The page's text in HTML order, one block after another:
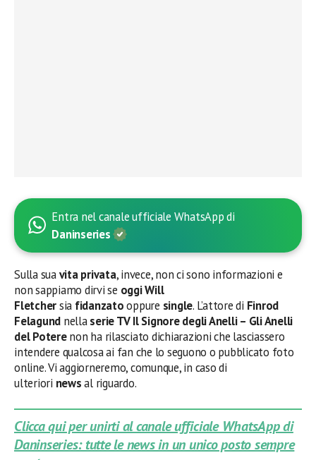
Entra nel canale ufficiale WhatsApp di
Daninseries
Sulla suavita privata, invece, non ci sono informazioni e
non sappiamo dirvi se oggi Will
Fletchersia fidanzatooppure single. L’attore di Finrod
Felagund nellaserie TV Il Signore degli Anelli – Gli Anelli
del Poterenon ha rilasciato dichiarazioni che lasciassero
intendere qualcosa ai fan che lo seguono o pubblicato foto
online. Vi aggiorneremo, comunque, in caso di
ulteriori newsal riguardo.
Clicca qui per unirti al canale ufficiale WhatsApp di
Daninseries: tutte le news in un unico posto sempre